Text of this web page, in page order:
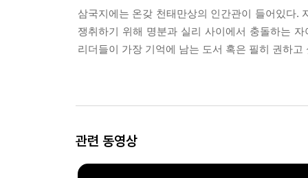
삼국지에는 온갖 천태만상의 인간관이 들어있다.
쟁취하기 위해 명분과 실리 사이에서 충돌하는
리더들이 가장 기억에 남는 도서 혹은 필히 권하
관련 동영상